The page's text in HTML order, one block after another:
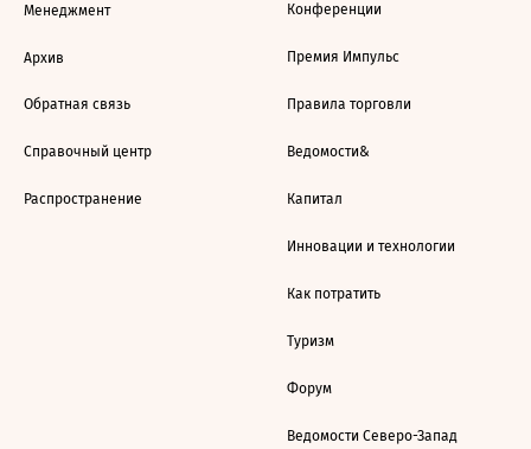
Менеджмент
Архив
Обратная связь
Справочный центр
Распространение
Конференции
Премия Импульс
Правила торговли
Ведомости&
Капитал
Инновации и технологии
Как потратить
Туризм
Форум
Ведомости Северо-Запад